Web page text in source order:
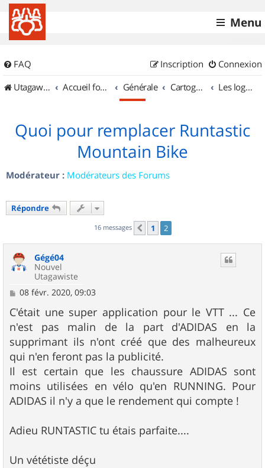
Menu
FAQ Connexion
Inscription
UtagawaVTT (Randos VTT et VTTAE avec traces GPS)
Accueil forum Générale Cartographie et GPS Les logiciels
Quoi pour remplacer Runtastic
Mountain Bike
Modérateur : Modérateurs des Forums
Répondre
16 messages Précédent
1 2
Gégé04
Nouvel
Utagawiste
M
s
s
a
g
e
08 févr. 2020, 09:03
C'était une super application pour le VTT ... Ce
n'est pas malin de la part d'ADIDAS en la
supprimant ils n'ont créé que des malheureux
qui n'en feront pas la publicité.
Il est certain que les chaussure ADIDAS sont
moins utilisées en vélo qu'en RUNNING. Pour
ADIDAS il n'y a que le rendement qui compte !
Adieu RUNTASTIC tu étais parfaite....
Un vététiste déçu